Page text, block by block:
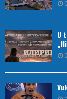
U